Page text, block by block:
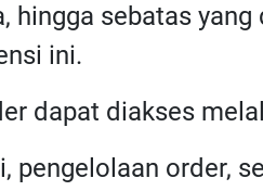
sebatas
ini.
dapat diakses
order,